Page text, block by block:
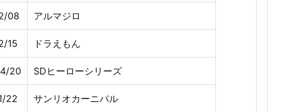
08 アルマジロ
15 ドラえもん
20 SDヒーローシリーズ
22 サンリオカーニバル